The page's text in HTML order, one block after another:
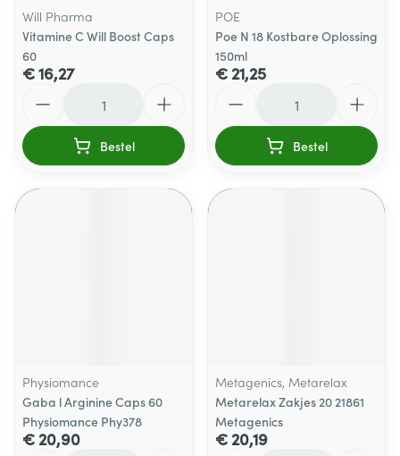
Will Pharma
Vitamine C Will Boost Caps
60
€ 16,27
Bestel
POE
Poe N 18 Kostbare Oplossing
150ml
€ 21,25
Bestel
Physiomance
Gaba l Arginine Caps 60
Physiomance Phy378
€ 20,90
Metagenics, Metarelax
Metarelax Zakjes 20 21861
Metagenics
€ 20,19